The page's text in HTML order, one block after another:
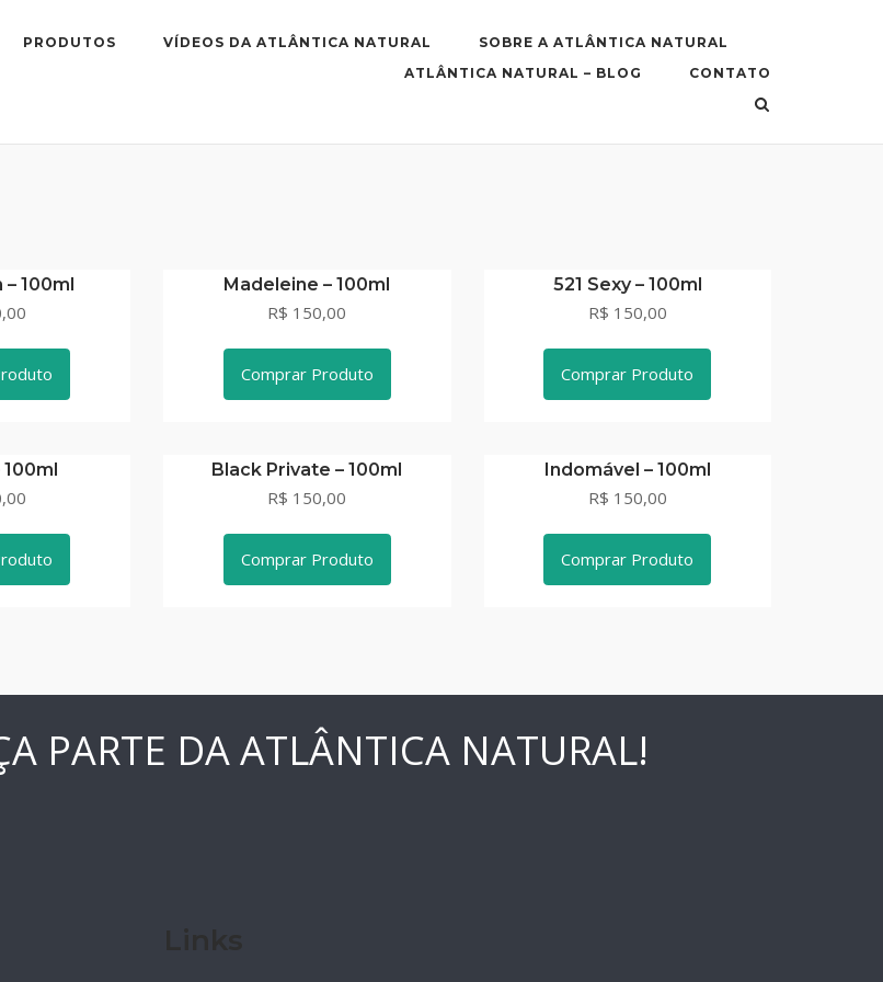
PRODUTOS VÍDEOS DA ATLÂNTICA NATURAL
SOBRE A ATLÂNTICA NATURAL
ATLÂNTICA NATURAL – BLOG
CONTATO
– 100ml Madeleine – 100ml
R$ 150,00
Comprar Produto
521 Sexy – 100ml
R$ 150,00
Comprar Produto
Black Private – 100ml
R$ 150,00
Comprar Produto
Indomável – 100ml
R$ 150,00
Comprar Produto
PARTE DA ATLÂNTICA NATURAL!